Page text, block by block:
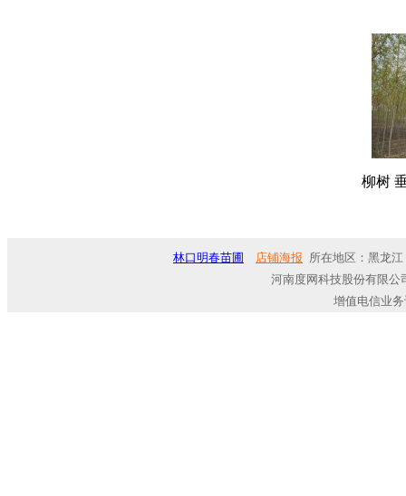
柳树
林口明春苗圃 店铺海报 所在地区：黑龙
河南度网科技股份有限
增值电信业